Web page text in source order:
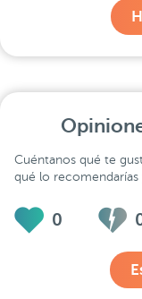
Cuéntanos qué te
qué lo recomendarías
0